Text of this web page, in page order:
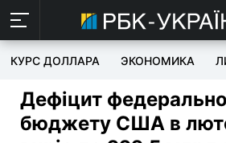
КУРС ДОЛЛАРА ЭКОНОМИКА
Дефіцит
бюджету США в